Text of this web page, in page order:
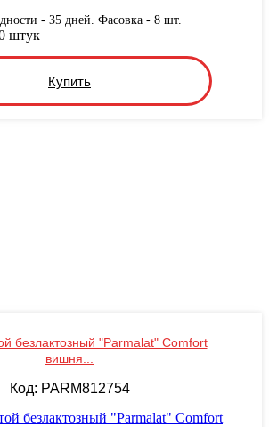
- 35 дней. Фасовка - 8 шт.
Купить
штук
безлактозный "Parmalat" Comfort
вишня...
Код: PARM812754